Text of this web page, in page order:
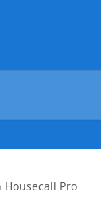
Housecall Pro